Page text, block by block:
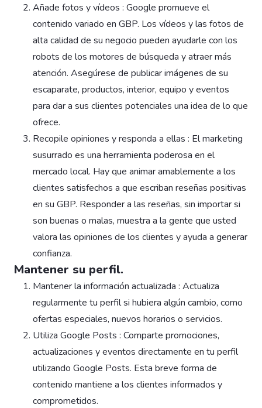
Añade fotos y vídeos : Google promueve el
contenido variado en GBP. Los vídeos y las fotos de
alta calidad de su negocio pueden ayudarle con los
robots de los motores de búsqueda y atraer más
atención. Asegúrese de publicar imágenes de su
escaparate, productos, interior, equipo y eventos
para dar a sus clientes potenciales una idea de lo que
ofrece.
Recopile opiniones y responda a ellas : El marketing
susurrado es una herramienta poderosa en el
mercado local. Hay que animar amablemente a los
clientes satisfechos a que escriban reseñas positivas
en su GBP. Responder a las reseñas, sin importar si
son buenas o malas, muestra a la gente que usted
valora las opiniones de los clientes y ayuda a generar
confianza.
Mantener su perfil.
Mantener la información actualizada : Actualiza
regularmente tu perfil si hubiera algún cambio, como
ofertas especiales, nuevos horarios o servicios.
Utiliza Google Posts : Comparte promociones,
actualizaciones y eventos directamente en tu perfil
utilizando Google Posts. Esta breve forma de
contenido mantiene a los clientes informados y
comprometidos.